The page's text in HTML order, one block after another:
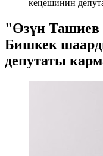
кеңешинин
"Өзүн Ташиев
Бишкек
депутаты